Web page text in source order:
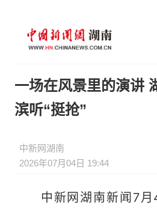
一场在风景里的演讲
滨听“挺抢”
中新网湖南
2026年07月04日 19:44
中新网湖南新闻7月